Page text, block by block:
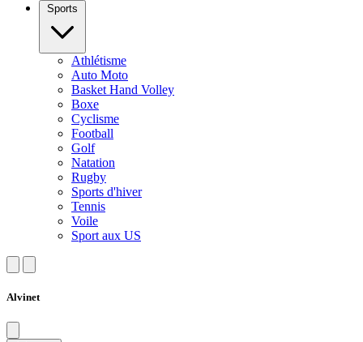
Sports
Athlétisme
Auto Moto
Basket Hand Volley
Boxe
Cyclisme
Football
Golf
Natation
Rugby
Sports d'hiver
Tennis
Voile
Sport aux US
Alvinet